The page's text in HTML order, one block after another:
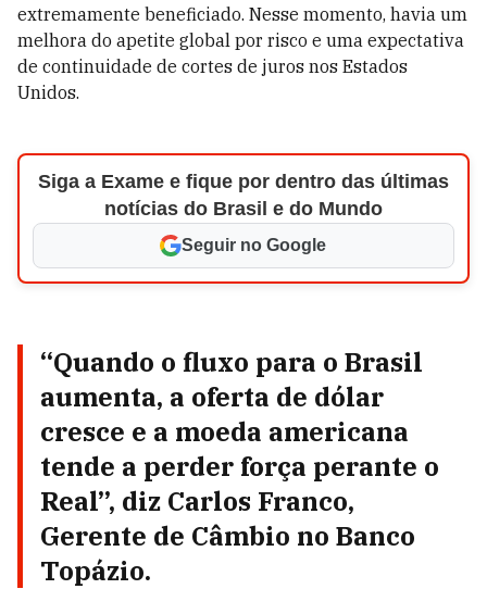
extremamente beneficiado. Nesse momento, havia um
melhora do apetite global por risco e uma expectativa
de continuidade de cortes de juros nos Estados
Unidos.
Siga a Exame e fique por dentro das últimas
notícias do Brasil e do Mundo
Seguir no Google
“Quando o fluxo para o Brasil
aumenta, a oferta de dólar
cresce e a moeda americana
tende a perder força perante o
Real”, diz Carlos Franco,
Gerente de Câmbio no Banco
Topázio.